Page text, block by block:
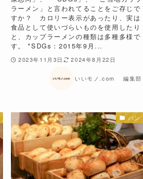
ラーメン」と言われてることをご存じで
すか？ カロリー表示があったり、実は
食品として使いづらいものを使用したり
と、カップラーメンの種類は多種多様で
す。 *SDGs：2015年9月...
2023年11月3日 2024年8月22日
いいモノ.com 編集部
パン